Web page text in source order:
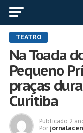
TEATRO
Na Toada
Pequeno
praças
Curitiba
Publicado 2
Por